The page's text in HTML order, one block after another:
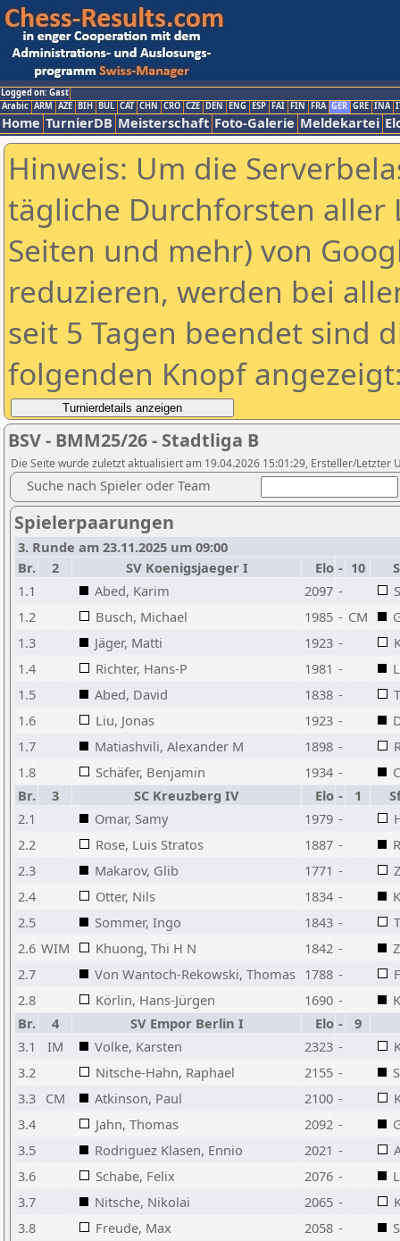
Logged on: Gast
Arabic ARM AZE BIH BUL CAT CHN CRO CZE DEN ENG ESP FAI FIN FRA GER GRE INA
Home TurnierDB Meisterschaft Foto-Galerie Meldekartei
Hinweis: Um die
tägliche Durchforsten aller
Seiten und mehr) von
reduzieren, werden bei
seit 5 Tagen beendet sind
folgenden Knopf
BSV - BMM25/26 - Stadtliga B
Die Seite wurde zuletzt aktualisiert am 19.04.2026 15:01:29, Ersteller/Letzter
Suche nach Spieler oder Team
Spielerpaarungen
3. Runde am 23.11.2025 um 09:00
Br.
2 SV Koenigsjaeger I Elo - 10
1.1
Abed, Karim 2097 -
1.2
Busch, Michael 1985 - CM
1.3
Jäger, Matti 1923 -
1.4
Richter, Hans-P 1981 -
1.5
Abed, David 1838 -
1.6
Liu, Jonas 1923 -
1.7
Matiashvili, Alexander M 1898 -
1.8
Schäfer, Benjamin 1934 -
Br.
3 SC Kreuzberg IV Elo - 1
2.1
Omar, Samy 1979 -
2.2
Rose, Luis Stratos 1887 -
2.3
Makarov, Glib 1771 -
2.4
Otter, Nils 1834 -
2.5
Sommer, Ingo 1843 -
2.6 WIM Khuong, Thi H N 1842 -
2.7
Von Wantoch-Rekowski, Thomas 1788 -
2.8
Körlin, Hans-Jürgen 1690 -
Br.
4 SV Empor Berlin I Elo -
9
3.1
IM Volke, Karsten 2323 -
3.2
Nitsche-Hahn, Raphael 2155 -
3.3 CM Atkinson, Paul 2100 -
3.4
Jahn, Thomas 2092 -
3.5
Rodriguez Klasen, Ennio 2021 -
3.6
Schabe, Felix 2076 -
3.7
Nitsche, Nikolai 2065 -
3.8
Freude, Max 2058 -